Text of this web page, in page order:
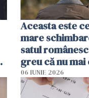
Aceasta este
mare
satul
greu că nu mai
pe-aici, prin
06 IUNIE 2026